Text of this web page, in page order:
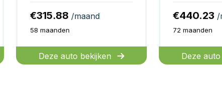
€315.88 /maand
58 maanden
Deze auto bekijken
€440.23 /
72 maanden
Deze